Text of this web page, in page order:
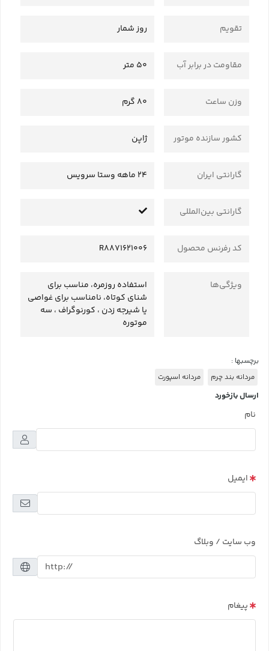
تقویم روز شمار
مقاومت در برابر آب 50 متر
وزن ساعت 80 گرم
کشور سازنده موتور ژاپن
گارانتی ایران 24 ماهه وستا سرویس
گارانتی بین‌المللی
کد رفرنس محصول R8871621006
ویژگی‌ها
استفاده روزمره، مناسب برای
شنای کوتاه، نامناسب برای غواصی
یا شیرجه زدن ، کورنوگراف ، سه
موتوره
برچسبها :
مردانه بند چرم
مردانه اسپورت
ارسال بازخورد
نام
ایمیل
وب سایت / وبلاگ
پیغام